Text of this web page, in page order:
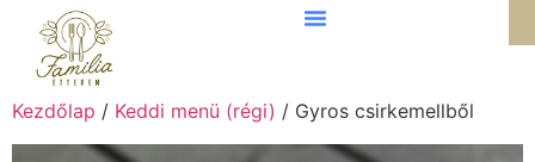
Kezdőlap / Keddi menü (régi) / Gyros csirkemellből